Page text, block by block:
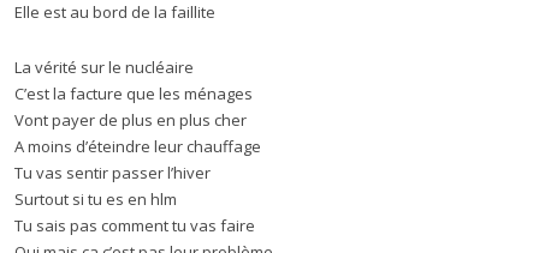
Elle est au bord de la faillite
La vérité sur le nucléaire
C’est la facture que les ménages
Vont payer de plus en plus cher
A moins d’éteindre leur chauffage
Tu vas sentir passer l’hiver
Surtout si tu es en hlm
Tu sais pas comment tu vas faire